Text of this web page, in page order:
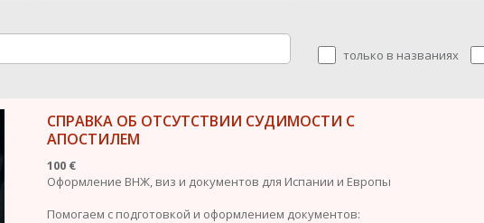
только в названиях
СПРАВКА ОБ ОТСУТСТВИИ СУДИМОСТИ С
АПОСТИЛЕМ
100 €
Оформление ВНЖ, виз и документов для Испании и Европы
Помогаем с подготовкой и оформлением документов: